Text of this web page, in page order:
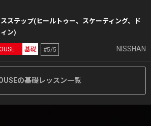
ステップ(ヒールトゥー、スケーティング、ド
ン)
基礎 #5/5 NISSHAN
の基礎レッスン一覧